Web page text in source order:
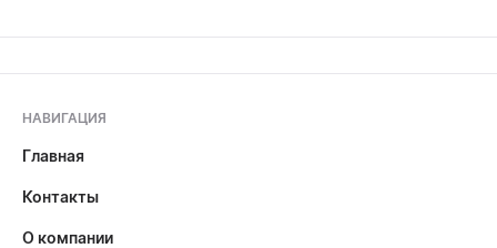
НАВИГАЦИЯ
Главная
Контакты
О компании